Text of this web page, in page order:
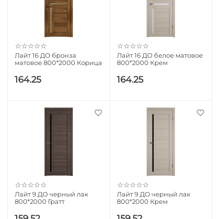
Лайт 16 ДО бронза
матовое 800*2000 Корица
164.25
Лайт 16 ДО белое матовое
800*2000 Крем
164.25
Лайт 9 ДО черный лак
800*2000 Гратт
Лайт 9 ДО черный лак
800*2000 Крем